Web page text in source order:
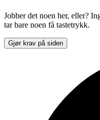
Jobber det noen her, eller?
tar bare noen få tastetrykk.
Gjør krav på siden